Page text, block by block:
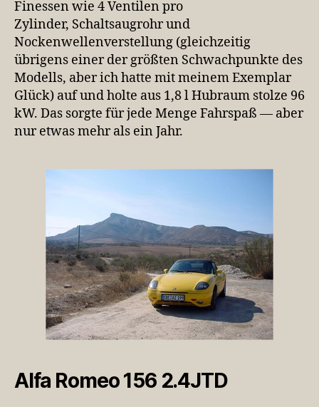
Finessen wie 4 Ventilen pro
Zylinder, Schaltsaugrohr und
Nockenwellenverstellung (gleichzeitig
übrigens einer der größten Schwachpunkte des
Modells, aber ich hatte mit meinem Exemplar
Glück) auf und holte aus 1,8 l Hubraum stolze 96
kW. Das sorgte für jede Menge Fahrspaß — aber
nur etwas mehr als ein Jahr.
Alfa Romeo 156 2.4JTD